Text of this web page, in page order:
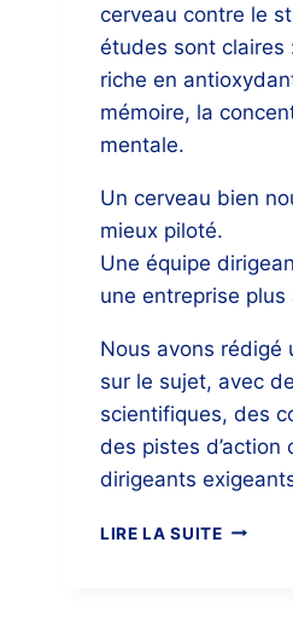
cerveau contre le
études sont claires
riche en
mémoire, la
mentale.
Un cerveau bien
mieux piloté.
Une équipe
une entreprise plus
Nous avons rédigé
sur le sujet, avec
scientifiques, des
des pistes d’action
dirigeants
LIRE LA SUITE